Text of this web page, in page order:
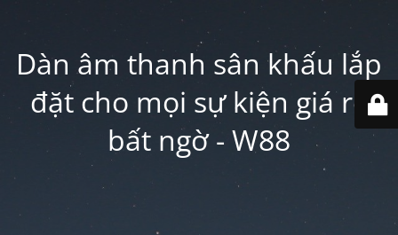
Dàn âm thanh sân khấu lắp
đặt cho mọi sự kiện giá rẻ
bất ngờ - W88